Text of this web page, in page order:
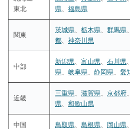
東北
県
福島県
関東
茨城県 栃木県 群馬県
都
神奈川県
中部
新潟県 富山県 石川県
県
岐阜県 静岡県 愛
近畿
三重県 滋賀県 京都府
県
和歌山県
中国 鳥取県 島根県 岡山県